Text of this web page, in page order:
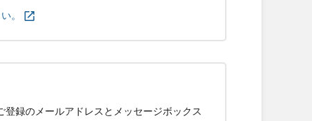
。
登録のメールアドレスとメッセージボックス